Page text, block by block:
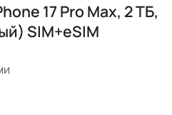
17 Pro Max, 2 ТБ,
SIM+eSIM